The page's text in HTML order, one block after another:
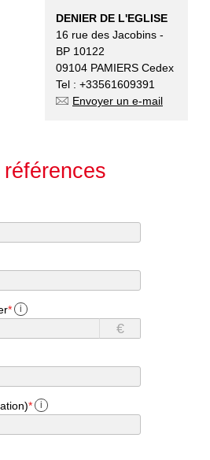
DENIER DE L'EGLISE
16 rue des Jacobins -
BP 10122
09104 PAMIERS Cedex
Tel : +33561609391
Envoyer un e-mail
* i
€
* i